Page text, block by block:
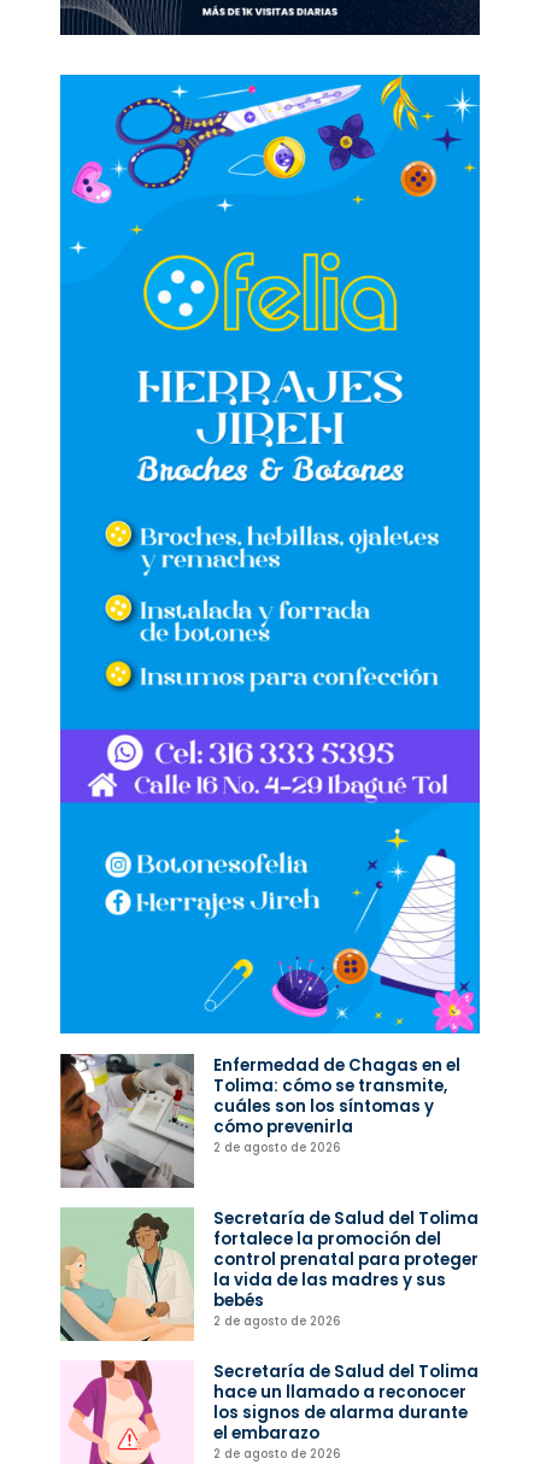
Enfermedad de Chagas en el
Tolima: cómo se transmite,
cuáles son los síntomas y
cómo prevenirla
2 de agosto de 2026
Secretaría de Salud del Tolima
fortalece la promoción del
control prenatal para proteger
la vida de las madres y sus
bebés
2 de agosto de 2026
Secretaría de Salud del Tolima
hace un llamado a reconocer
los signos de alarma durante
el embarazo
2 de agosto de 2026